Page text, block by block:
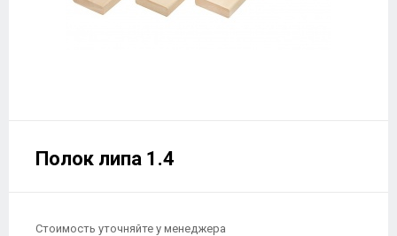
Полок липа 1.4
Стоимость уточняйте у менеджера